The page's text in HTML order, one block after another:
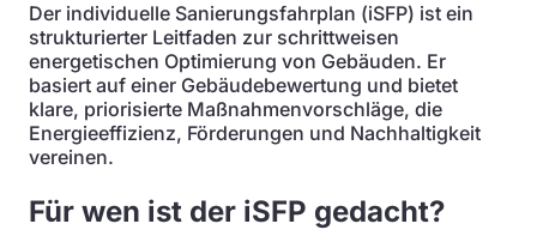
Der individuelle Sanierungsfahrplan (iSFP) ist ein
strukturierter Leitfaden zur schrittweisen
energetischen Optimierung von Gebäuden. Er
basiert auf einer Gebäudebewertung und bietet
klare, priorisierte Maßnahmenvorschläge, die
Energieeffizienz, Förderungen und Nachhaltigkeit
vereinen.
Für wen ist der iSFP gedacht?